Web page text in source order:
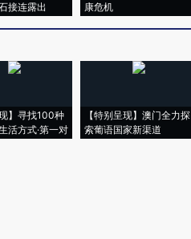
接连露出
康危机
现】寻找100种
活方式·第一对
【特别呈现】澳门全力探
索葡语国家新渠道